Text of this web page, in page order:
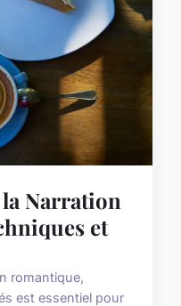
Narration
et
romantique,
est essentiel pour